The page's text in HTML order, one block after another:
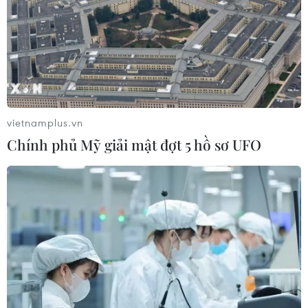
03/08/2026 16:12
Iran tuyên bố chưa đạt đủ điều kiện
để mở lại eo biển Hormuz
03/08/2026 15:59
Làn sóng người Israel di cư ra nước
ngoài vẫn ở mức kỷ lục
03/08/2026 11:32
Tín hiệu tích cực đối với tiến trình
phục hồi kinh tế của Syria
03/08/2026 07:22
vietnamplus.vn
Chính phủ Mỹ giải mật đợt 5 hồ sơ UFO